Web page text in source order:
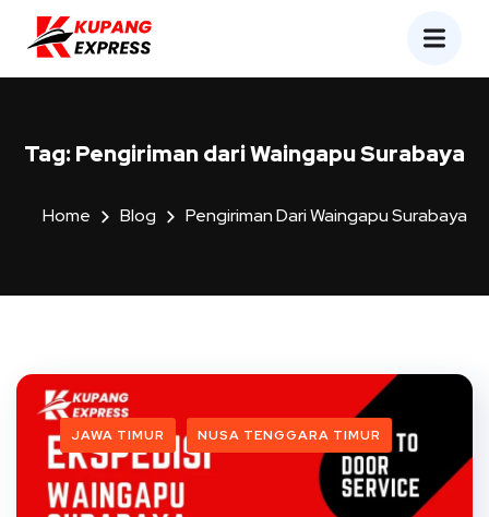
Tag: Pengiriman dari Waingapu Surabaya
Home Blog Pengiriman Dari Waingapu Surabaya
JAWA TIMUR NUSA TENGGARA TIMUR